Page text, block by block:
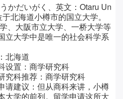
かだいがく、英文：Otaru Un
北海道小樽市的国立大学。
、大阪市立大学、一桥大学等
立大学中是唯一的社会科学系
北海道
设置： 商学研究科
究科推荐： 商学研究科
请建议： 但从商科来讲，小樽
大学的前列。留学申请这所大